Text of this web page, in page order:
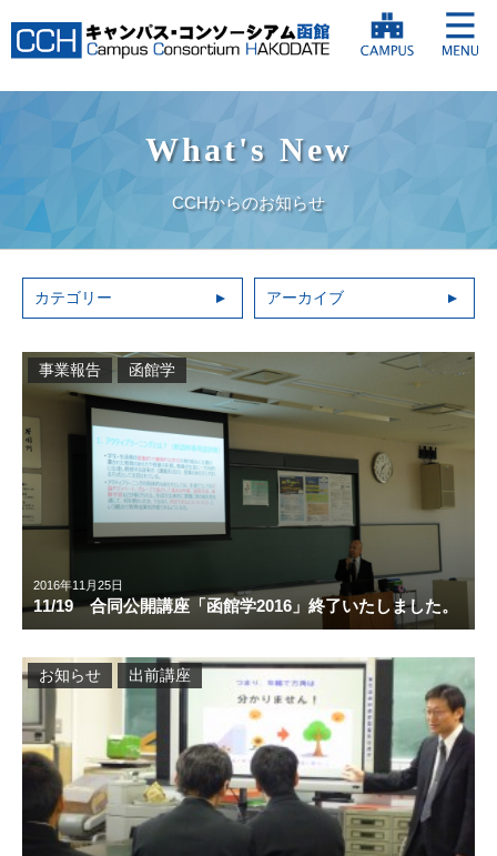
What's New
CCHからのお知らせ
カテゴリー アーカイブ
2016年11月25日
11/19 合同公開講座「函館学2016」終了いたしました。
事業報告 函館学
お知らせ 出前講座